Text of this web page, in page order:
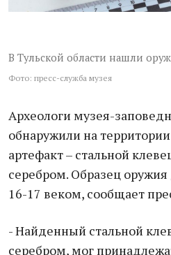
В Тульской области нашли
Фото: пресс-служба музея
Археологи музея-
обнаружили на
артефакт – стальной
серебром. Образец
16-17 веком, сообщает
- Найденный стальной
серебром, мог